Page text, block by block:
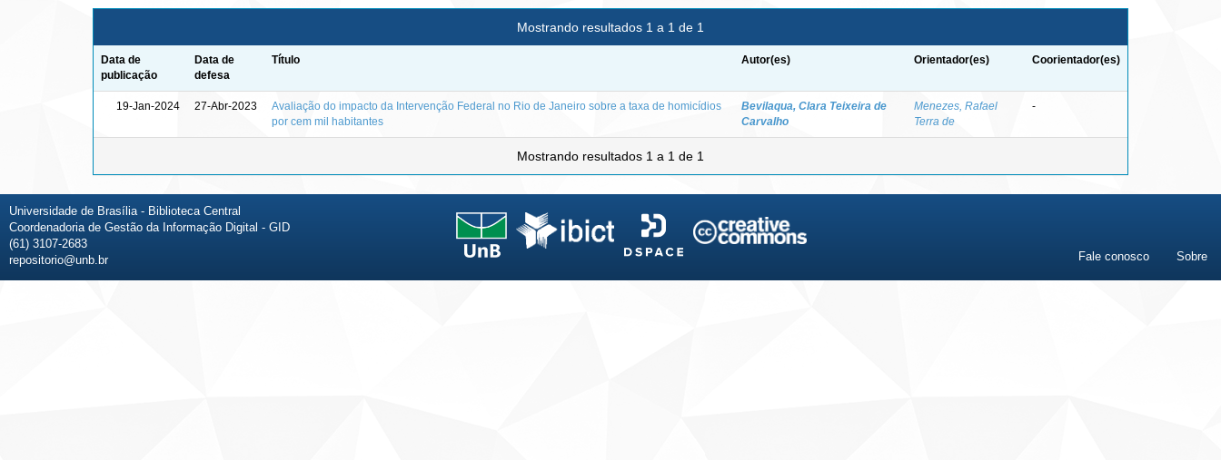
Mostrando resultados 1 a 1 de 1
Data de
publicação
Data de
defesa
Título Autor(es) Orientador(es) Coorientador(es)
19-Jan-2024 27-Abr-2023
Avaliação do impacto da Intervenção Federal no Rio de Janeiro sobre a taxa de homicídios
por cem mil habitantes
Bevilaqua, Clara Teixeira de
Carvalho
Menezes, Rafael
Terra de
-
Mostrando resultados 1 a 1 de 1
Universidade de Brasília - Biblioteca Central
Coordenadoria de Gestão da Informação Digital - GID
(61) 3107-2683
repositorio@unb.br
Fale conosco Sobre